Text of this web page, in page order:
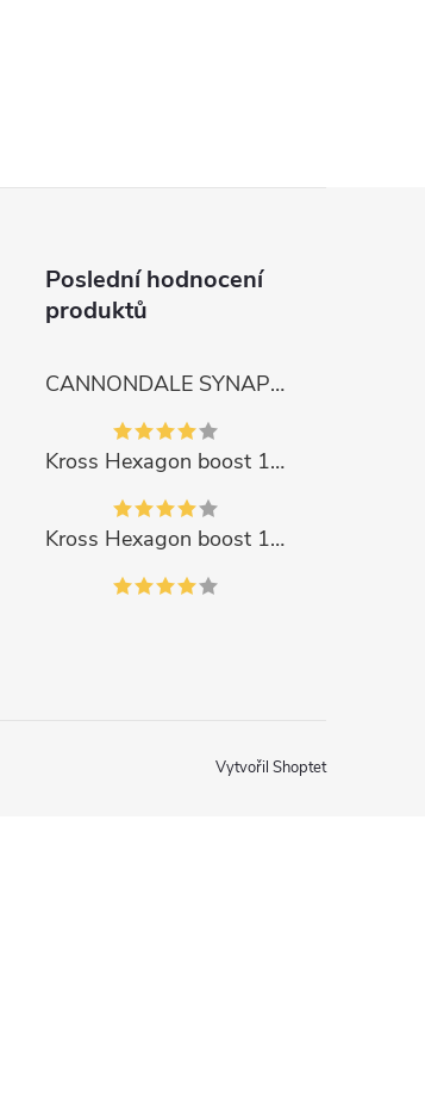
Poslední hodnocení
produktů
CANNONDALE SYNAPSE CARBON 4
Kross Hexagon boost 1.0 500Wh 2023
Kross Hexagon boost 1.0 500Wh 2023
Vytvořil Shoptet